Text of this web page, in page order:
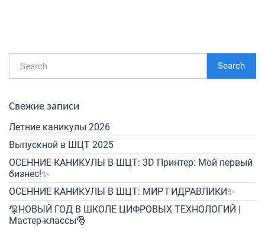
Search
Свежие записи
Летние каникулы 2026
Выпускной в ШЦТ 2025
ОСЕННИЕ КАНИКУЛЫ В ШЦТ: 3D Принтер: Мой первый
бизнес!✨
ОСЕННИЕ КАНИКУЛЫ В ШЦТ: МИР ГИДРАВЛИКИ✨
🎅НОВЫЙ ГОД В ШКОЛЕ ЦИФРОВЫХ ТЕХНОЛОГИЙ |
Мастер-классы🎅